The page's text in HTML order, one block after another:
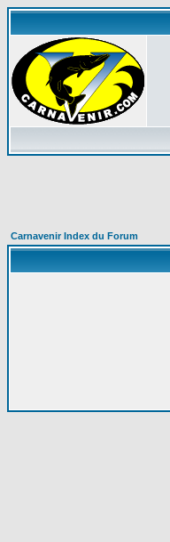
Carnavenir Index du Forum